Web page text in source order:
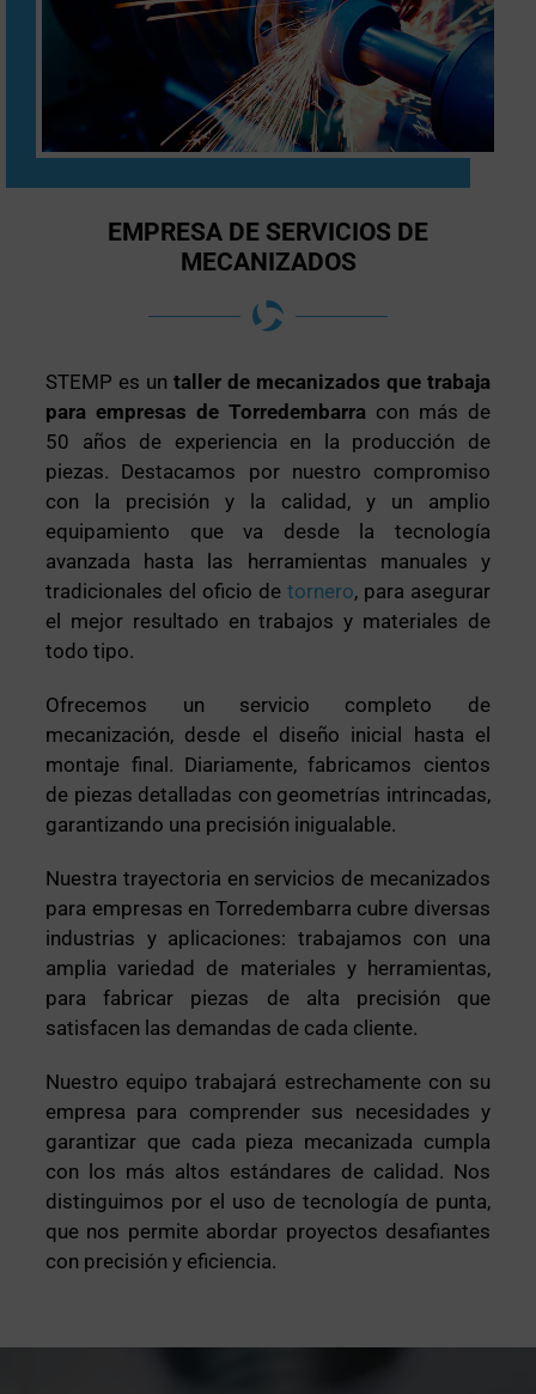
EMPRESA DE SERVICIOS DE
MECANIZADOS
STEMP es untaller de mecanizados que trabaja
para empresas de Torredembarra con más de
50 años de experiencia en la producción de
piezas. Destacamos por nuestro compromiso
con la precisión y la calidad, y un amplio
equipamiento que va desde la tecnología
avanzada hasta las herramientas manuales y
tradicionales del oficio de tornero, para asegurar
el mejor resultado en trabajos y materiales de
todo tipo.
Ofrecemos un servicio completo de
mecanización, desde el diseño inicial hasta el
montaje final. Diariamente, fabricamos cientos
de piezas detalladas con geometrías intrincadas,
garantizando una precisión inigualable.
Nuestra trayectoria en servicios de mecanizados
para empresas en Torredembarra cubre diversas
industrias y aplicaciones: trabajamos con una
amplia variedad de materiales y herramientas,
para fabricar piezas de alta precisión que
satisfacen las demandas de cada cliente.
Nuestro equipo trabajará estrechamente con su
empresa para comprender sus necesidades y
garantizar que cada pieza mecanizada cumpla
con los más altos estándares de calidad. Nos
distinguimos por el uso de tecnología de punta,
que nos permite abordar proyectos desafiantes
con precisión y eficiencia.